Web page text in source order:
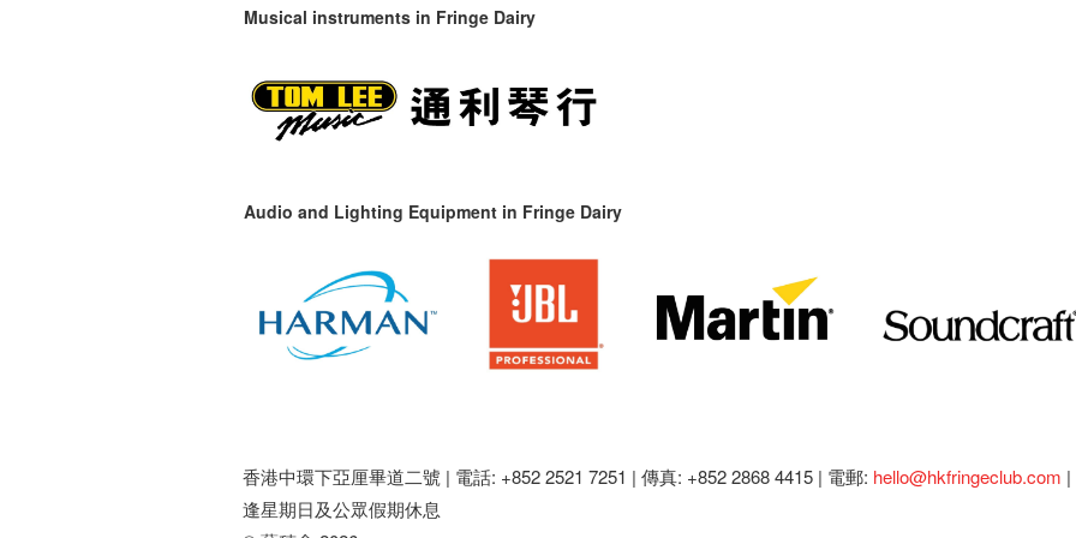
Musical instruments in Fringe Dairy
Audio and Lighting Equipment in Fringe Dairy
香港中環下亞厘畢道二號 | 電話: +852 2521 7251 | 傳真: +852 2868 4415 | 電郵: hello@hkfringeclub.com |
逢星期日及公眾假期休息